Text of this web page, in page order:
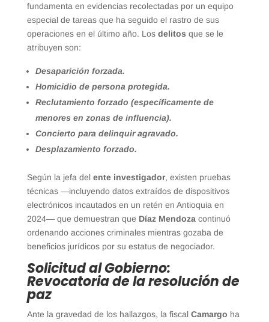
fundamenta en evidencias recolectadas por un equipo
especial de tareas que ha seguido el rastro de sus
operaciones en el último año. Los delitos que se le
atribuyen son:
Desaparición forzada.
Homicidio de persona protegida.
Reclutamiento forzado (específicamente de
menores en zonas de influencia).
Concierto para delinquir agravado.
Desplazamiento forzado.
Según la jefa del ente investigador, existen pruebas
técnicas —incluyendo datos extraídos de dispositivos
electrónicos incautados en un retén en Antioquia en
2024— que demuestran que Díaz Mendoza continuó
ordenando acciones criminales mientras gozaba de
beneficios jurídicos por su estatus de negociador.
Solicitud al Gobierno:
Revocatoria de la resolución de
paz
Ante la gravedad de los hallazgos, la fiscal Camargo ha